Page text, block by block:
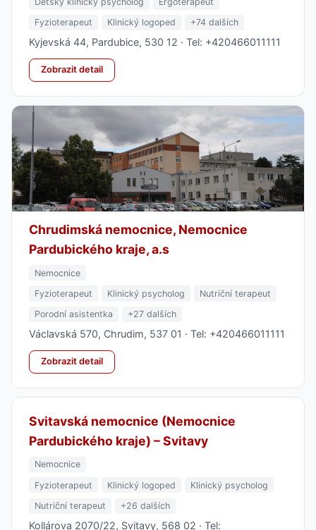
Fyzioterapeut
Klinický logoped +74 dalších
Kyjevská 44, Pardubice, 530 12 · Tel: +420466011111
Zobrazit detail
Chrudimská nemocnice, Nemocnice
Pardubického kraje, a.s
Nemocnice
Fyzioterapeut
Klinický psycholog
Nutriční terapeut
Porodní asistentka
+27 dalších
Václavská 570, Chrudim, 537 01 · Tel: +420466011111
Zobrazit detail
Svitavská nemocnice (Nemocnice
Pardubického kraje) – Svitavy
Nemocnice
Fyzioterapeut
Klinický logoped
Klinický psycholog
Nutriční terapeut
+26 dalších
Kollárova 2070/22, Svitavy, 568 02 · Tel: